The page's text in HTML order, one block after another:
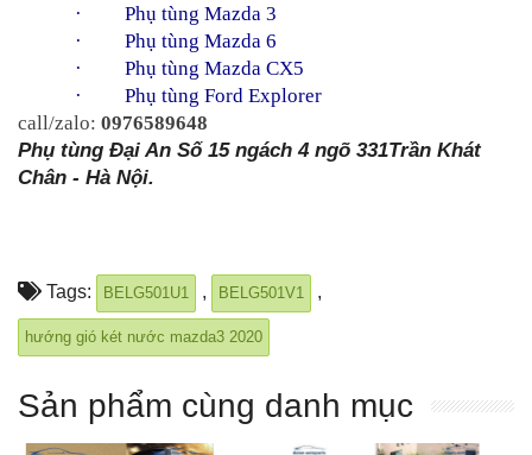
·
Phụ tùng Mazda 3
·
Phụ tùng Mazda 6
·
Phụ tùng Mazda CX5
·
Phụ tùng Ford Explorer
call/zalo: 0976589648
Phụ tùng Đại An Số 15 ngách 4 ngõ 331Trần Khát
Chân - Hà Nội.
Tags: BELG501U1 , BELG501V1 ,
hướng gió két nước mazda3 2020
Sản phẩm cùng danh mục